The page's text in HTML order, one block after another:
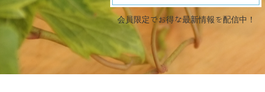
会員限定でお得な最新情報を配信中！